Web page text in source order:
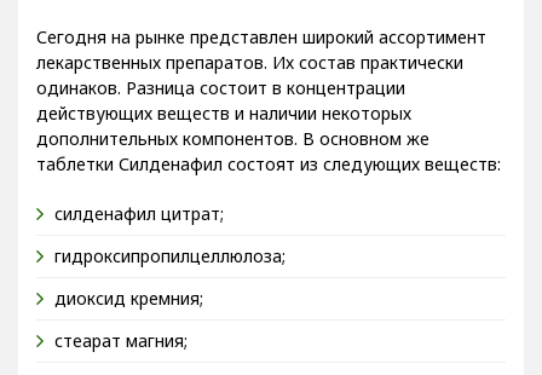
Сегодня на рынке представлен широкий ассортимент
лекарственных препаратов. Их состав практически
одинаков. Разница состоит в концентрации
действующих веществ и наличии некоторых
дополнительных компонентов. В основном же
таблетки Силденафил состоят из следующих веществ:
силденафил цитрат;
гидроксипропилцеллюлоза;
диоксид кремния;
стеарат магния;